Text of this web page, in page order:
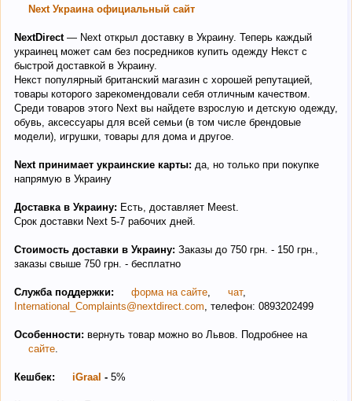
Next Украина официальный сайт
NextDirect— Next открыл доставку в Украину. Теперь каждый
украинец может сам без посредников купить одежду Некст с
быстрой доставкой в Украину.
Некст популярный британский магазин с хорошей репутацией,
товары которого зарекомендовали себя отличным качеством.
Среди товаров этого Next вы найдете взрослую и детскую одежду,
обувь, аксессуары для всей семьи (в том числе брендовые
модели), игрушки, товары для дома и другое.
Next принимает украинские карты: да, но только при покупке
напрямую в Украину
Доставка в Украину: Есть, доставляет Meest.
Срок доставки Next 5-7 рабочих дней.
Стоимость доставки в Украину: Заказы до 750 грн. - 150 грн.,
заказы свыше 750 грн. - бесплатно
Служба поддержки: форма на сайте чат,
International_Complaints@nextdirect.com , телефон: 0893202499
Особенности: вернуть товар можно во Львов. Подробнее на
сайте
Кешбек: iGraal - 5%